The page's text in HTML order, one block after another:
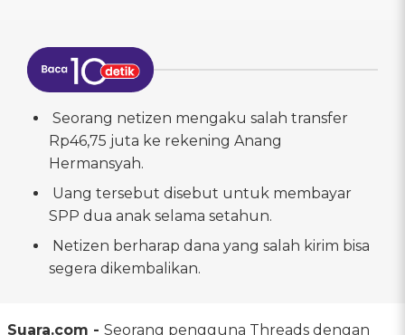
Seorang netizen mengaku salah transfer
Rp46,75 juta ke rekening Anang
Hermansyah.
Uang tersebut disebut untuk membayar
SPP dua anak selama setahun.
Netizen berharap dana yang salah kirim bisa
segera dikembalikan.
Suara.com - Seorang pengguna Threads dengan